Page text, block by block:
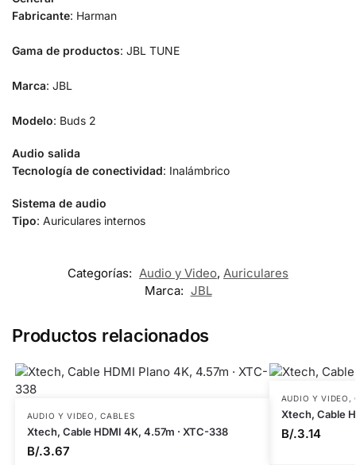
Fabricante: Harman
Gama de productos: JBL TUNE
Marca: JBL
Modelo: Buds 2
Audio salida
Tecnología de conectividad: Inalámbrico
Sistema de audio
Tipo: Auriculares internos
Categorías: Audio y Video, Auriculares
Marca: JBL
Productos relacionados
AUDIO Y VIDEO ,CABLES
Xtech, Cable HDMI 4K, 4.57m · XTC-338
B/.3.67
AUDIO Y VIDEO ,
Xtech, Cable
B/.3.14